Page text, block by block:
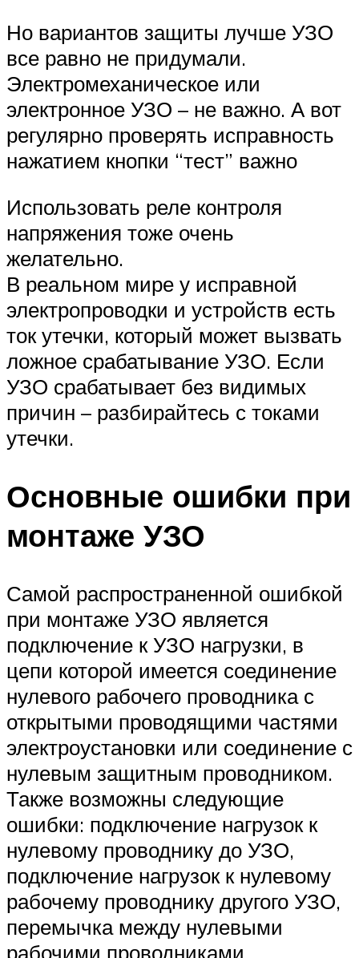
Но вариантов защиты лучше УЗО
все равно не придумали.
Электромеханическое или
электронное УЗО – не важно. А вот
регулярно проверять исправность
нажатием кнопки “тест” важно
Использовать реле контроля
напряжения тоже очень
желательно.
В реальном мире у исправной
электропроводки и устройств есть
ток утечки, который может вызвать
ложное срабатывание УЗО. Если
УЗО срабатывает без видимых
причин – разбирайтесь с токами
утечки.
Основные ошибки при
монтаже УЗО
Самой распространенной ошибкой
при монтаже УЗО является
подключение к УЗО нагрузки, в
цепи которой имеется соединение
нулевого рабочего проводника с
открытыми проводящими частями
электроустановки или соединение с
нулевым защитным проводником.
Также возможны следующие
ошибки: подключение нагрузок к
нулевому проводнику до УЗО,
подключение нагрузок к нулевому
рабочему проводнику другого УЗО,
перемычка между нулевыми
рабочими проводниками